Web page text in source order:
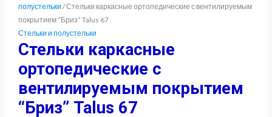
полустельки / Стельки каркасные ортопедические с вентилируемым
покрытием “Бриз” Talus 67
Стельки и полустельки
Стельки каркасные
ортопедические с
вентилируемым покрытием
“Бриз” Talus 67